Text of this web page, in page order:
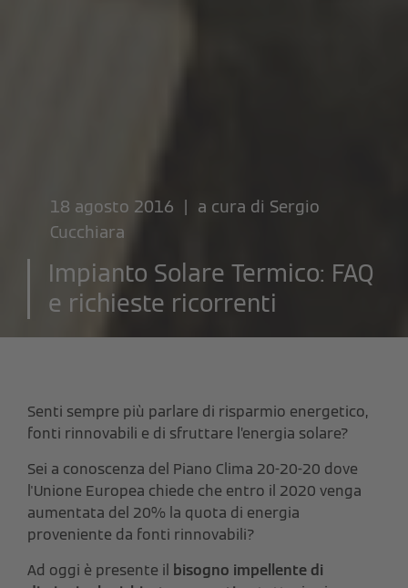
18 agosto 2016 | a cura di Sergio
Cucchiara
Impianto Solare Termico: FAQ
e richieste ricorrenti
Senti sempre più parlare di risparmio energetico,
fonti rinnovabili e di sfruttare l’energia solare?
Sei a conoscenza del Piano Clima 20-20-20 dove
l'Unione Europea chiede che entro il 2020 venga
aumentata del 20% la quota di energia
proveniente da fonti rinnovabili?
Ad oggi è presente il bisogno impellente di